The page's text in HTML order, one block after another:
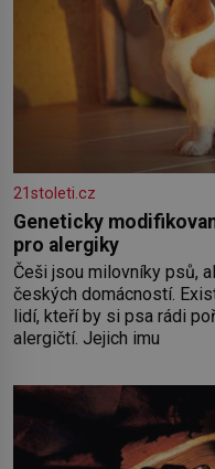
21stoleti.cz
Geneticky
pro alergiky
Češi jsou milovníky psů,
českých domácností.
lidí, kteří by si psa rádi
alergičtí. Jejich imu